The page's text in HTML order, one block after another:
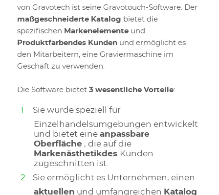
von Gravotech ist seine Gravotouch-Software. Der
maßgeschneiderte Katalog bietet die
spezifischen Markenelemente und
Produktfarbendes Kunden und ermöglicht es
den Mitarbeitern, eine Graviermaschine im
Geschäft zu verwenden.
Die Software bietet 3 wesentliche Vorteile:
Sie wurde speziell für
Einzelhandelsumgebungen entwickelt
und bietet eine anpassbare
Oberfläche , die auf die
Markenästhetikdes Kunden
zugeschnitten ist.
Sie ermöglicht es Unternehmen, einen
aktuellen und umfangreichen Katalog